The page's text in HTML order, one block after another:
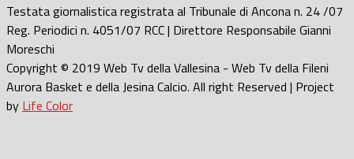
Testata giornalistica registrata al Tribunale di Ancona n. 24 /07
Reg. Periodici n. 4051/07 RCC | Direttore Responsabile Gianni
Moreschi
Copyright © 2019 Web Tv della Vallesina - Web Tv della Fileni
Aurora Basket e della Jesina Calcio. All right Reserved | Project
by Life Color